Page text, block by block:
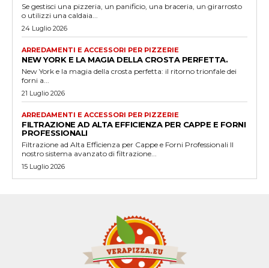
Se gestisci una pizzeria, un panificio, una braceria, un girarrosto
o utilizzi una caldaia...
24 Luglio 2026
ARREDAMENTI E ACCESSORI PER PIZZERIE
NEW YORK E LA MAGIA DELLA CROSTA PERFETTA.
New York e la magia della crosta perfetta: il ritorno trionfale dei
forni a...
21 Luglio 2026
ARREDAMENTI E ACCESSORI PER PIZZERIE
FILTRAZIONE AD ALTA EFFICIENZA PER CAPPE E FORNI
PROFESSIONALI
Filtrazione ad Alta Efficienza per Cappe e Forni Professionali Il
nostro sistema avanzato di filtrazione...
15 Luglio 2026